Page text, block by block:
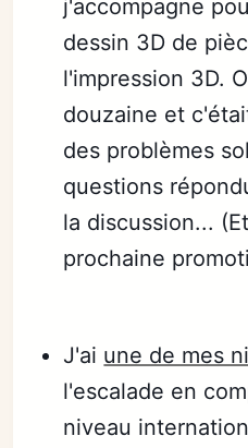
j'accompagne
dessin 3D de
l'impression 3D.
douzaine et
des problèmes
questions
la discussion...
prochaine
J'ai une de mes
l'escalade en
niveau